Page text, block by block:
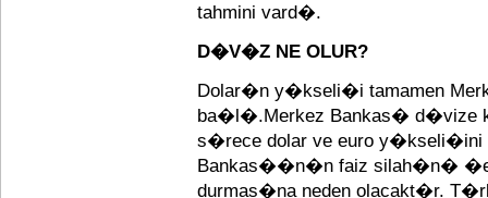
tahmini vard�.
D�V�Z NE OLUR?
Dolar�n y�kseli�i tamamen
ba�l�.Merkez Bankas�
s�rece dolar ve euro
Bankas��n�n faiz silah�n�
durmas�na neden olacakt�r.